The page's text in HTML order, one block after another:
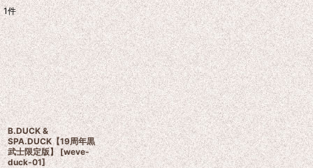
表示数:
並び順:
絞り込む
1件
B.DUCK &
SPA.DUCK【19周年黒
武士限定版】 [weve-
duck-01]